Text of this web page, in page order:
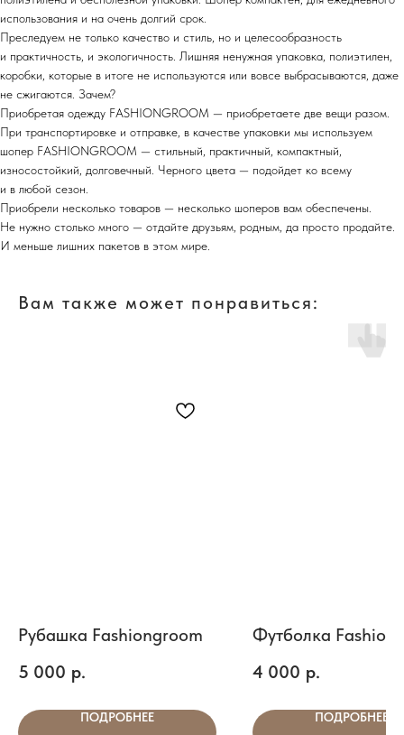
использования и на очень долгий срок.
Преследуем не только качество и стиль, но и целесообразность
и практичность, и экологичность. Лишняя ненужная упаковка, полиэтилен,
коробки, которые в итоге не используются или вовсе выбрасываются, даже
не сжигаются. Зачем?
Приобретая одежду FASHIONGROOM — приобретаете две вещи разом.
При транспортировке и отправке, в качестве упаковки мы используем
шопер FASHIONGROOM — стильный, практичный, компактный,
износостойкий, долговечный. Черного цвета — подойдет ко всему
и в любой сезон.
Приобрели несколько товаров — несколько шоперов вам обеспечены.
Не нужно столько много — отдайте друзьям, родным, да просто продайте.
И меньше лишних пакетов в этом мире.
Вам также может понравиться:
Рубашка Fashiongroom
5 000 р.
ПОДРОБНЕЕ
Футболка
4 000 р.
ПОДРОБНЕЕ